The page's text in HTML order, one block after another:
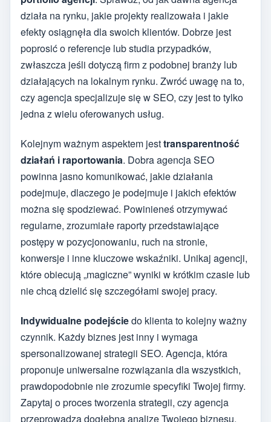
działa na rynku, jakie projekty realizowała i jakie
efekty osiągnęła dla swoich klientów. Dobrze jest
poprosić o referencje lub studia przypadków,
zwłaszcza jeśli dotyczą firm z podobnej branży lub
działających na lokalnym rynku. Zwróć uwagę na to,
czy agencja specjalizuje się w SEO, czy jest to tylko
jedna z wielu oferowanych usług.
Kolejnym ważnym aspektem jesttransparentność
działań i raportowania. Dobra agencja SEO
powinna jasno komunikować, jakie działania
podejmuje, dlaczego je podejmuje i jakich efektów
można się spodziewać. Powinieneś otrzymywać
regularne, zrozumiałe raporty przedstawiające
postępy w pozycjonowaniu, ruch na stronie,
konwersje i inne kluczowe wskaźniki. Unikaj agencji,
które obiecują „magiczne” wyniki w krótkim czasie lub
nie chcą dzielić się szczegółami swojej pracy.
Indywidualne podejściedo klienta to kolejny ważny
czynnik. Każdy biznes jest inny i wymaga
spersonalizowanej strategii SEO. Agencja, która
proponuje uniwersalne rozwiązania dla wszystkich,
prawdopodobnie nie zrozumie specyfiki Twojej firmy.
Zapytaj o proces tworzenia strategii, czy agencja
przeprowadza dogłębną analizę Twojego biznesu,